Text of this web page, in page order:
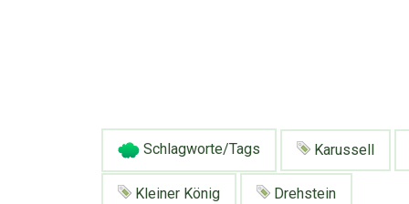
Schlagworte/Tags Karussell
Kleiner König Drehstein